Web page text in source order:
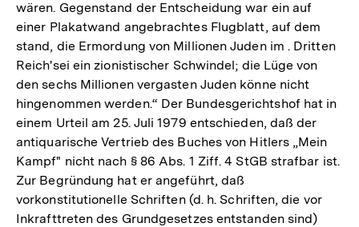
wären. Gegenstand der Entscheidung war ein auf
einer Plakatwand angebrachtes Flugblatt, auf dem
stand, die Ermordung von Millionen Juden im . Dritten
Reich'sei ein zionistischer Schwindel; die Lüge von
den sechs Millionen vergasten Juden könne nicht
hingenommen werden.“ Der Bundesgerichtshof hat in
einem Urteil am 25. Juli 1979 entschieden, daß der
antiquarische Vertrieb des Buches von Hitlers „Mein
Kampf" nicht nach § 86 Abs. 1 Ziff. 4 StGB strafbar ist.
Zur Begründung hat er angeführt, daß
vorkonstitutionelle Schriften (d. h. Schriften, die vor
Inkrafttreten des Grundgesetzes entstanden sind)